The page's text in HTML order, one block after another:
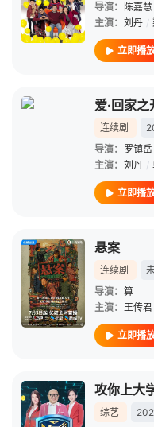
导演：
陈嘉慧
主演： 刘丹 /
立即播
爱·回家
连续剧
导演： 罗镇岳
主演： 刘丹 /
立即播
悬案
连续剧
导演： 算
主演： 王传君
立即播
攻你上大
综艺